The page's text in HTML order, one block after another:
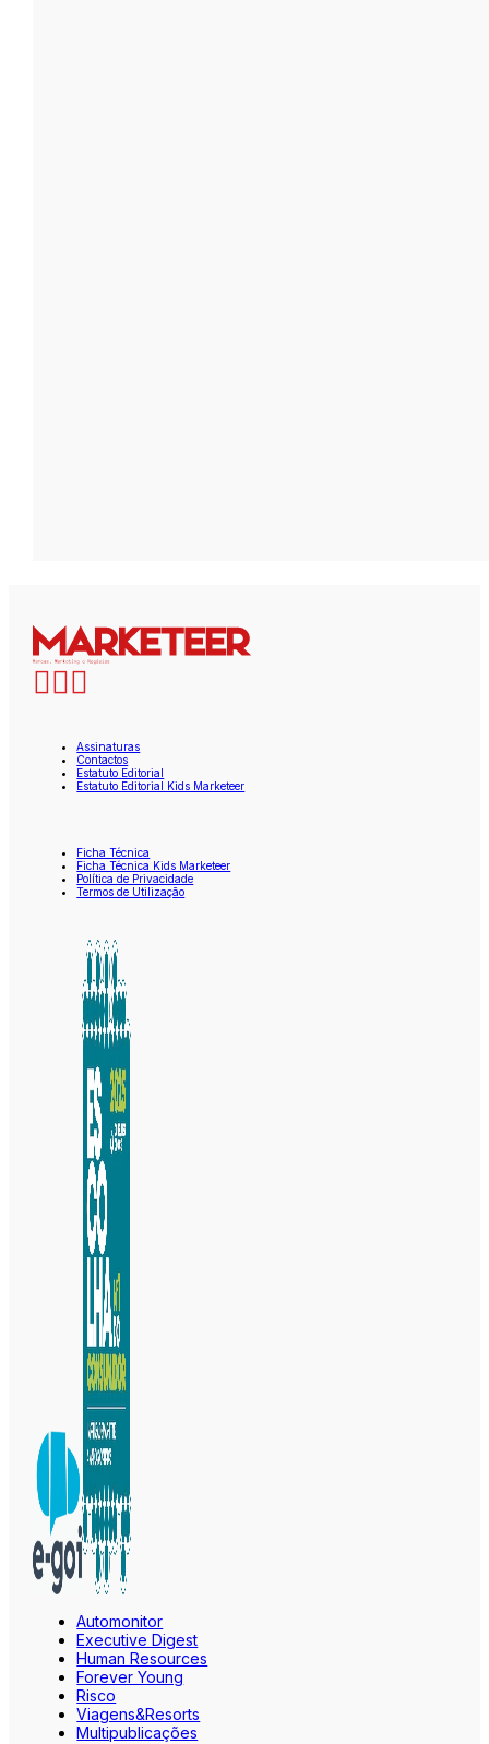
Assinaturas
Contactos
Estatuto Editorial
Estatuto Editorial Kids Marketeer
Ficha Técnica
Ficha Técnica Kids Marketeer
Política de Privacidade
Termos de Utilização
Automonitor
Executive Digest
Human Resources
Forever Young
Risco
Viagens&Resorts
Multipublicações